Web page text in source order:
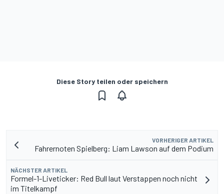
Diese Story teilen oder speichern
VORHERIGER ARTIKEL
Fahrernoten Spielberg: Liam Lawson auf dem Podium
NÄCHSTER ARTIKEL
Formel-1-Liveticker: Red Bull laut Verstappen noch nicht
im Titelkampf